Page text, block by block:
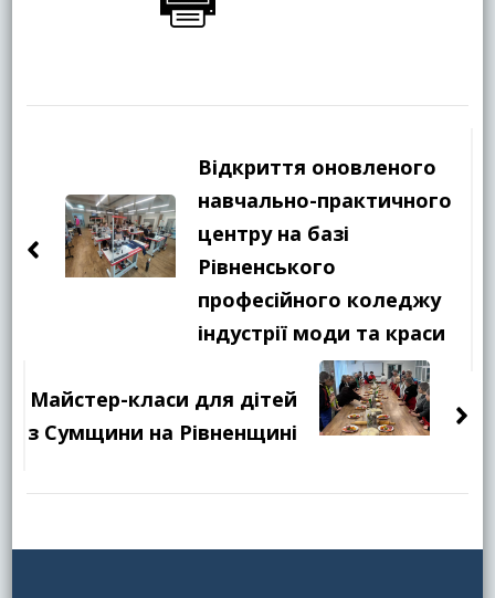
запису
Відкриття оновленого
навчально-практичного
центру на базі
Рівненського
професійного коледжу
індустрії моди та краси
Майстер-класи для дітей
з Сумщини на Рівненщині